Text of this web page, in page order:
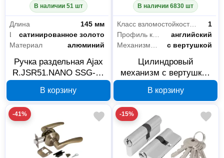
В наличии 51 шт
Длина
145 мм
Цветсатинированное золото
Материал
алюминий
Ручка раздельная Ajax
R.JSR51.NANO SSG-39
59203
В корзину
В наличии 6830 шт
Класс взломостойкости замка
1
Профиль ключа
английский
с вертушкой
Цилиндровый
механизм с вертушкой
хром 44843
В корзину
-41% -15%